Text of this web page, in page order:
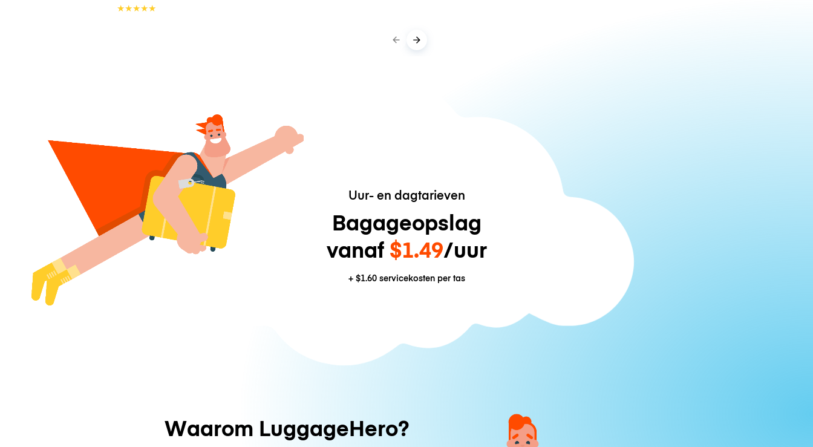
★★★★★
Uur- en dagtarieven
Bagageopslag
vanaf $1.49/uur
+ $1.60servicekosten per tas
Waarom LuggageHero?